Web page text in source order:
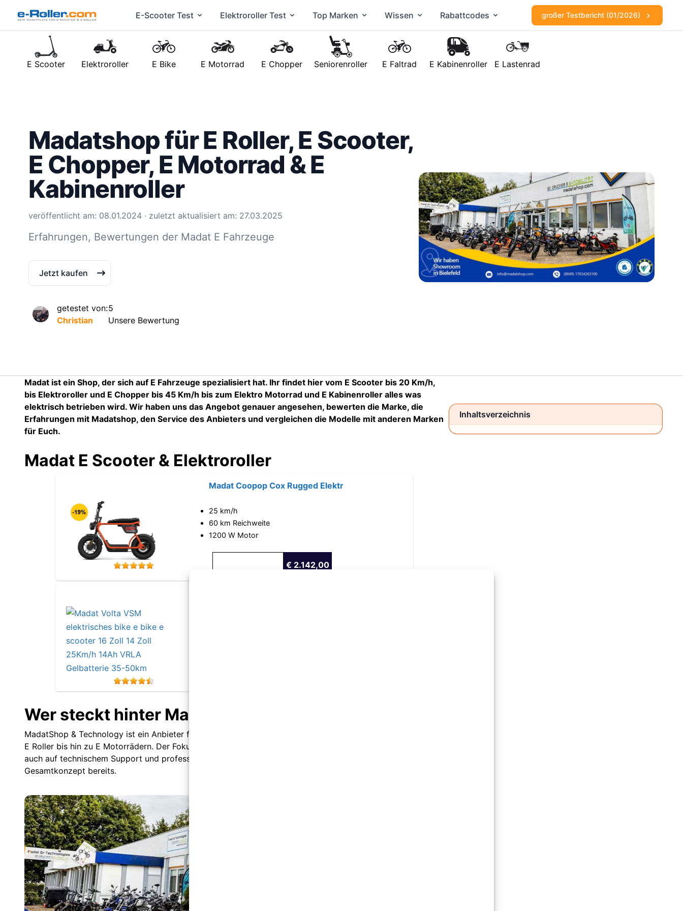
großer Testbericht (01/2026)
E-Scooter Test Elektroroller Test Top Marken Wissen Rabattcodes
E Scooter Elektroroller E Bike E Motorrad E Chopper Seniorenroller E Faltrad E Kabinenroller E Lastenrad
Madatshop für E Roller, E Scooter,
E Chopper, E Motorrad & E
Kabinenroller
veröffentlicht am: 08.01.2024 · zuletzt aktualisiert am: 27.03.2025
Erfahrungen, Bewertungen der Madat E Fahrzeuge
Jetzt kaufen
getestet von:
Christian
5
Unsere Bewertung
Madat ist ein Shop, der sich auf E Fahrzeuge spezialisiert hat. Ihr findet hier vom E Scooter bis 20 Km/h,
bis Elektroroller und E Chopper bis 45 Km/h bis zum Elektro Motorrad und E Kabinenroller alles was
elektrisch betrieben wird. Wir haben uns das Angebot genauer angesehen, bewerten die Marke, die
Erfahrungen mit Madatshop, den Service des Anbieters und vergleichen die Modelle mit anderen Marken
für Euch.
Madat E Scooter & Elektroroller
Madat Coopop Cox Rugged Elektr
25 km/h
60 km Reichweite
1200 W Motor
€ 2.142,00
Wer steckt hinter Madat?
MadatShop & Technology ist ein Anbieter für eine breite Palette von
E Roller bis hin zu E Motorrädern. Der Fokus der Bielefelder Firma liegt nicht nur auf dem Verkauf, sondern
auch auf technischem Support und professioneller Reparatur. Seit 2016 besteht dieses erfolgreiche
Gesamtkonzept bereits.
Inhaltsverzeichnis